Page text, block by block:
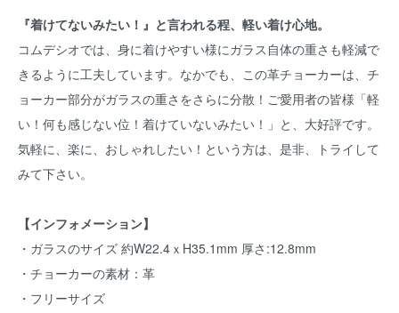
『着けてないみたい！』と言われる程、軽い着け心地。
コムデシオでは、身に着けやすい様にガラス自体の重さも軽減で
きるように工夫しています。なかでも、この革チョーカーは、チ
ョーカー部分がガラスの重さをさらに分散！ご愛用者の皆様「軽
い！何も感じない位！着けていないみたい！」と、大好評です。
気軽に、楽に、おしゃれしたい！という方は、是非、トライして
みて下さい。
【インフォメーション】
・ガラスのサイズ 約W22.4ｘH35.1mm 厚さ:12.8mm
・チョーカーの素材：革
・フリーサイズ